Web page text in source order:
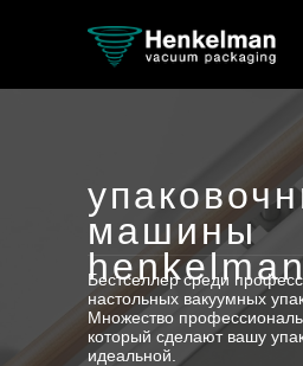
машины
Бестселлер среди
настольных вакуумных
Множество
который сделают вашу
идеальной.